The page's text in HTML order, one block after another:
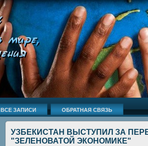
ВСЕ ЗАПИСИ ОБРАТНАЯ СВЯЗЬ
УЗБЕКИСТАН ВЫСТУПИЛ ЗА
"ЗЕЛЕНОВАТОЙ ЭКОНОМИКЕ"